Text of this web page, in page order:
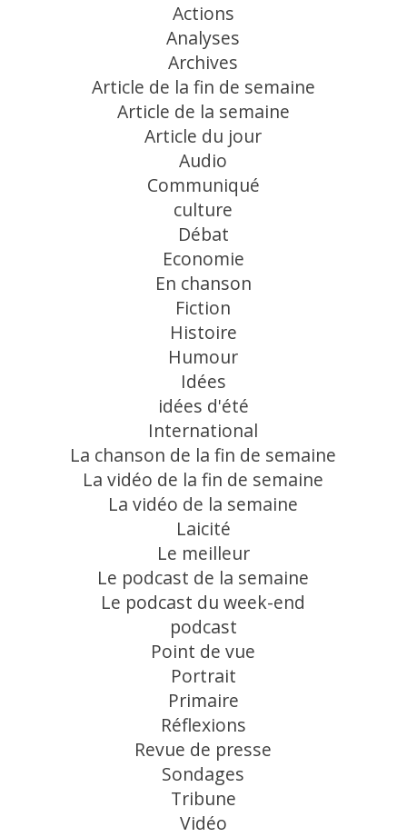
Actions
Analyses
Archives
Article de la fin de semaine
Article de la semaine
Article du jour
Audio
Communiqué
culture
Débat
Economie
En chanson
Fiction
Histoire
Humour
Idées
idées d'été
International
La chanson de la fin de semaine
La vidéo de la fin de semaine
La vidéo de la semaine
Laicité
Le meilleur
Le podcast de la semaine
Le podcast du week-end
podcast
Point de vue
Portrait
Primaire
Réflexions
Revue de presse
Sondages
Tribune
Vidéo